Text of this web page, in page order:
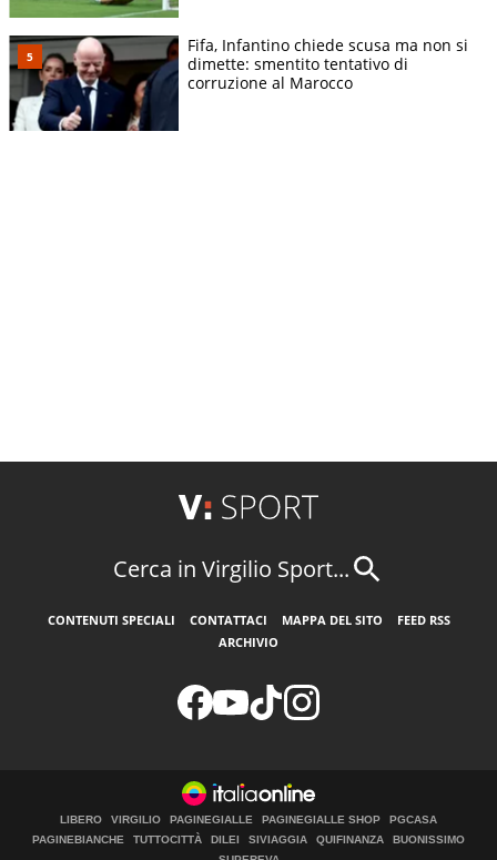
Fifa, Infantino chiede scusa ma non si
dimette: smentito tentativo di
corruzione al Marocco
Cerca in Virgilio Sport...
CONTENUTI SPECIALI CONTATTACI MAPPA DEL SITO
FEED RSS
ARCHIVIO
LIBERO VIRGILIO PAGINEGIALLE PAGINEGIALLE SHOP
PGCASA
PAGINEBIANCHE
TUTTOCITTÀ DILEI SIVIAGGIA QUIFINANZA
BUONISSIMO